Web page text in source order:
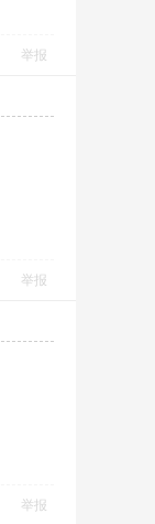
举报
举报
举报